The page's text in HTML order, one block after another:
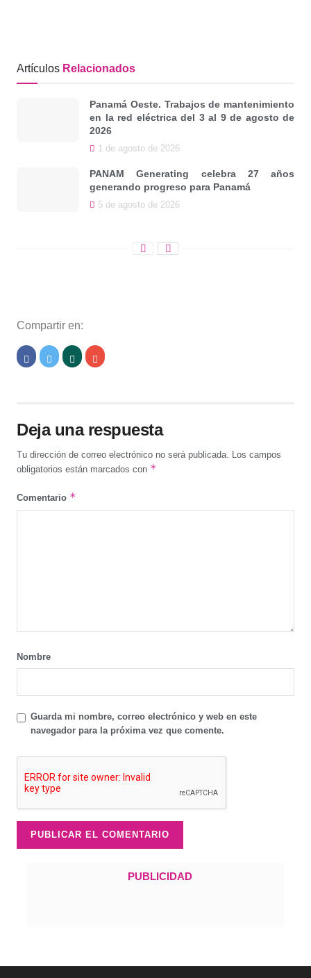
Artículos Relacionados
Panamá Oeste. Trabajos de mantenimiento
en la red eléctrica del 3 al 9 de agosto de
2026
1 de agosto de 2026
PANAM Generating celebra 27 años
generando progreso para Panamá
5 de agosto de 2026
Compartir en:
Deja una respuesta
Tu dirección de correo electrónico no será publicada. Los campos
obligatorios están marcados con *
Comentario *
Nombre
Guarda mi nombre, correo electrónico y web en este
navegador para la próxima vez que comente.
PUBLICIDAD